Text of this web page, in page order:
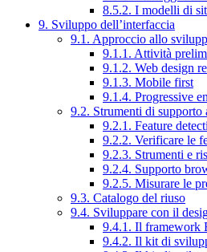
8.5.2. I modelli di
9. Sviluppo dell’interfaccia
9.1. Approccio allo
9.1.1. Attività
9.1.2. Web design
9.1.3. Mobile first
9.1.4. Progressive
9.2. Strumenti di
9.2.1. Feature
9.2.2. Verificare le
9.2.3. Strumenti e
9.2.4. Supporto
9.2.5. Misurare le
9.3. Catalogo del riuso
9.4. Sviluppare con il
9.4.1. Il framework
9.4.2. Il kit di